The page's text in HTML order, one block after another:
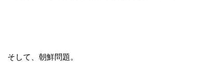
そして、朝鮮問題。